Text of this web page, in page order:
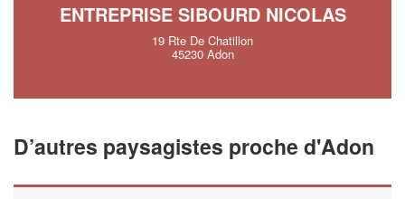
ENTREPRISE SIBOURD NICOLAS
19 Rte De Chatillon
45230 Adon
D’autres paysagistes proche d'Adon